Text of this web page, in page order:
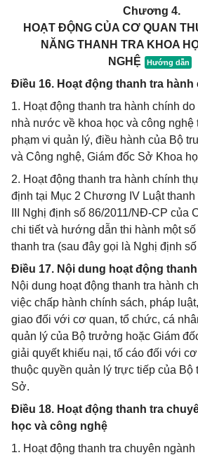
Chương 4.
HOẠT ĐỘNG CỦA CƠ QUAN
NĂNG THANH TRA KHOA
NGHỆ
Điều 16. Hoạt động thanh tra hành
1. Hoạt động thanh tra hành chính
nhà nước về khoa học và công nghệ
phạm vi quản lý, điều hành của Bộ
và Công nghệ, Giám đốc Sở Khoa
2. Hoạt động thanh tra hành chính
định tại Mục 2 Chương IV Luật
III Nghị định số 86/2011/NĐ-CP của
chi tiết và hướng dẫn thi hành một
thanh tra (sau đây gọi là Nghị định
Điều 17. Nội dung hoạt động
Nội dung hoạt động thanh tra hành
việc chấp hành chính sách, pháp
giao đối với cơ quan, tổ chức, cá
quản lý của Bộ trưởng hoặc Giám
giải quyết khiếu nại, tố cáo đối với
thuộc quyền quản lý trực tiếp của Bộ
Sở.
Điều 18. Hoạt động thanh tra
học và công nghệ
1. Hoạt động thanh tra chuyên